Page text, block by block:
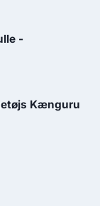
-
Kænguru